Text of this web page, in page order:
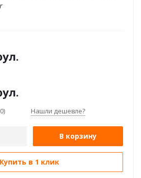
Нашли дешевле?
В корзину
Купить в 1 клик